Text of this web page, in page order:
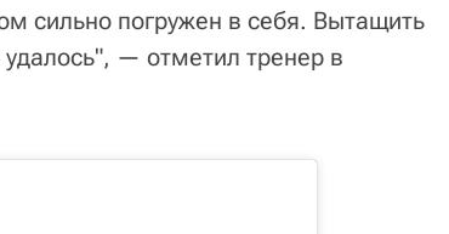
сильно погружен в себя. Вытащить
удалось", — отметил тренер в